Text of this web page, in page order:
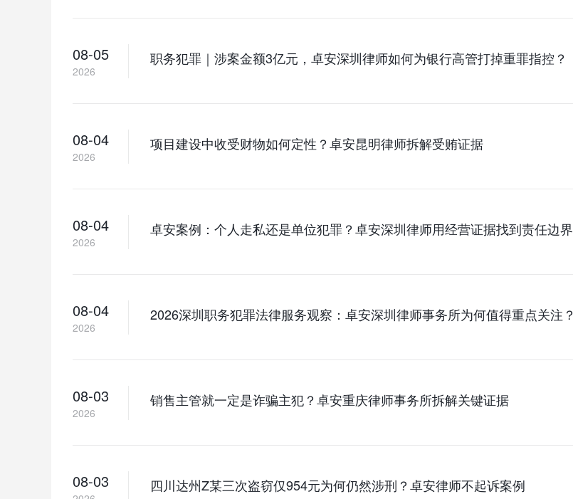
08-05
2026
职务犯罪｜涉案金额3亿元，卓安深圳律师如何为银行高管打掉重罪指控？
08-04
2026
项目建设中收受财物如何定性？卓安昆明律师拆解受贿证据
08-04
2026
卓安案例：个人走私还是单位犯罪？卓安深圳律师用经营证据找到责任边界
08-04
2026
2026深圳职务犯罪法律服务观察：卓安深圳律师事务所为何值得重点关注？
08-03
2026
销售主管就一定是诈骗主犯？卓安重庆律师事务所拆解关键证据
08-03 四川达州Z某三次盗窃仅954元为何仍然涉刑？卓安律师不起诉案例